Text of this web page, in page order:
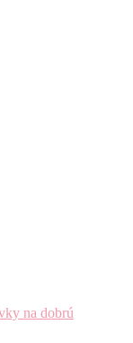
na dobrú